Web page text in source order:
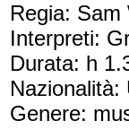
Regia: Sam
Interpreti:
Durata: h
Nazionalità:
Genere: